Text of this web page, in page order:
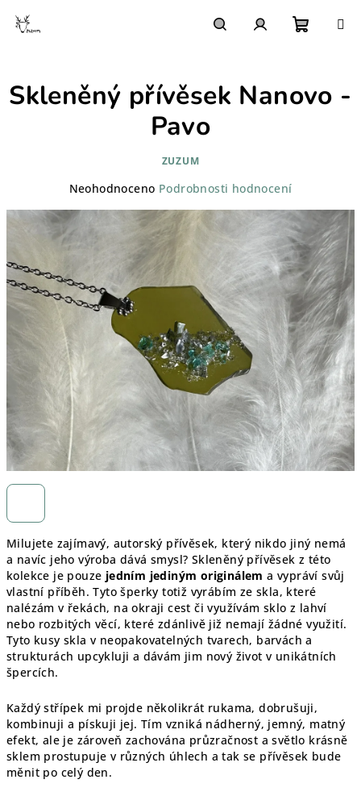
košík
Milujete zajímavý, autorský přívěsek, který nikdo jiný nemá
a navíc jeho výroba dává smysl? Skleněný přívěsek z této
kolekce je pouze jedním jediným originálem a vypráví svůj
vlastní příběh. Tyto šperky totiž vyrábím ze skla, které
nalézám v řekách, na okraji cest či využívám sklo z lahví
nebo rozbitých věcí, které zdánlivě již nemají žádné využití.
Tyto kusy skla v neopakovatelných tvarech, barvách a
strukturách upcykluji a dávám jim nový život v unikátních
špercích.
Každý střípek mi projde několikrát rukama, dobrušuji,
kombinuji a pískuji jej. Tím vzniká nádherný, jemný, matný
efekt, ale je zároveň zachována průzračnost a světlo krásně
sklem prostupuje v různých úhlech a tak se přívěsek bude
měnit po celý den.
Skleněný přívěsek Nanovo -
Pavo
ZUZUM
Průměrné
produktu
je
0,0
5
hvězdiček.
Neohodnoceno Podrobnosti hodnocení